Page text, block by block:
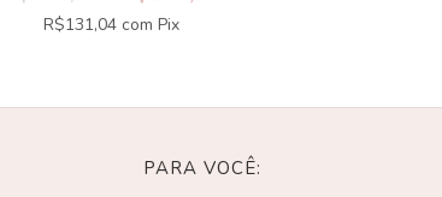
R$131,04 com Pix
PARA VOCÊ: